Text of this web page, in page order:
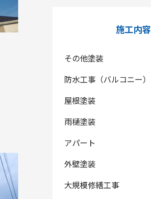
施工内容
その他塗装
防水工事（バルコニー）
屋根塗装
雨樋塗装
アパート
外壁塗装
大規模修繕工事